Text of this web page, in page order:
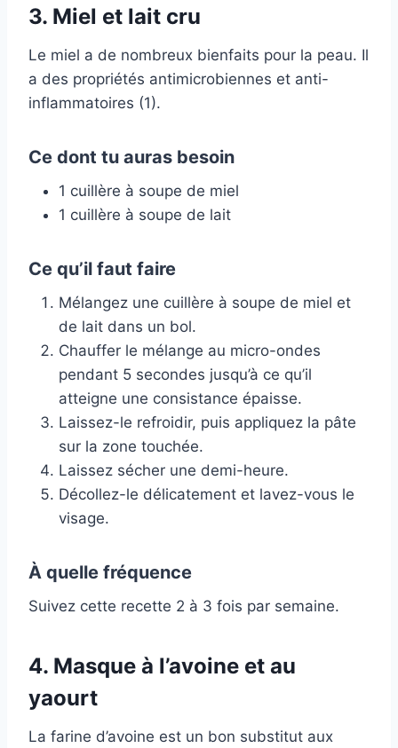
3. Miel et lait cru
Le miel a de nombreux bienfaits pour la peau. Il
a des propriétés antimicrobiennes et anti-
inflammatoires (1).
Ce dont tu auras besoin
1 cuillère à soupe de miel
1 cuillère à soupe de lait
Ce qu’il faut faire
Mélangez une cuillère à soupe de miel et
de lait dans un bol.
Chauffer le mélange au micro-ondes
pendant 5 secondes jusqu’à ce qu’il
atteigne une consistance épaisse.
Laissez-le refroidir, puis appliquez la pâte
sur la zone touchée.
Laissez sécher une demi-heure.
Décollez-le délicatement et lavez-vous le
visage.
À quelle fréquence
Suivez cette recette 2 à 3 fois par semaine.
4. Masque à l’avoine et au
yaourt
La farine d’avoine est un bon substitut aux